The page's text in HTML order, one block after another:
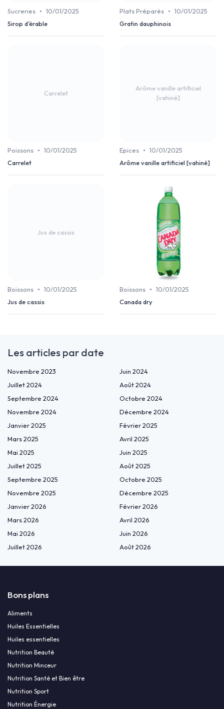
Sucreries • 10/01/2025
Sirop d'érable
Plats Préparés • 10/01/2025
Gratin dauphinois
Carrelet
Poissons • 10/01/2025
Carrelet
Arôme vanille artificiel
[vahiné]
Epices • 10/01/2025
Arôme vanille artificiel [vahiné]
Jus de cassis
Boissons • 10/01/2025
Jus de cassis
Boissons • 10/01/2025
Canada dry
Les articles par date
Novembre 2023
Juin 2024
Juillet 2024
Août 2024
Septembre 2024
Octobre 2024
Novembre 2024
Décembre 2024
Janvier 2025
Février 2025
Mars 2025
Avril 2025
Mai 2025
Juin 2025
Juillet 2025
Août 2025
Septembre 2025
Octobre 2025
Novembre 2025
Décembre 2025
Janvier 2026
Février 2026
Mars 2026
Avril 2026
Mai 2026
Juin 2026
Juillet 2026
Août 2026
Bons plans
Aliments
Huiles Essentielles
Huiles essentielles
Nutrition Beauté
Nutrition Minceur
Nutrition Santé et Bien être
Nutrition Sport
Nutrition Énergie